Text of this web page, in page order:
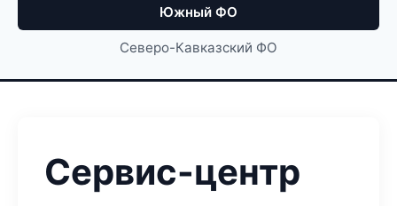
Южный ФО
Северо-Кавказский ФО
Сервис-центр